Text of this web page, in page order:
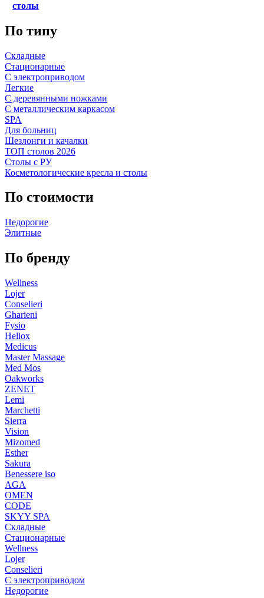
столы
По типу
Складные
Стационарные
С электроприводом
Легкие
С деревянными ножками
С металлическим каркасом
SPA
Для больниц
Шезлонги и качалки
ТОП столов 2026
Столы с РУ
Косметологические кресла и столы
По стоимости
Недорогие
Элитные
По бренду
Wellness
Lojer
Conselieri
Gharieni
Fysio
Heliox
Medicus
Master Massage
Med Mos
Oakworks
ZENET
Lemi
Marchetti
Sierra
Vision
Mizomed
Esther
Sakura
Benessere iso
AGA
OMEN
CODE
SKYY SPA
Складные
Стационарные
Wellness
Lojer
Conselieri
С электроприводом
Недорогие